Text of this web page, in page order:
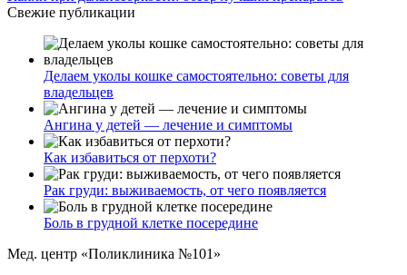
Свежие публикации
Делаем уколы кошке самостоятельно: советы для
владельцев
Ангина у детей — лечение и симптомы
Как избавиться от перхоти?
Рак груди: выживаемость, от чего появляется
Боль в грудной клетке посередине
Мед. центр «Поликлиника №101»